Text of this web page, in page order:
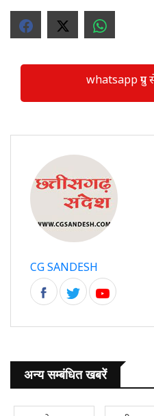
whatsapp
CG SANDESH
अन्य सम्बंधित खबरें